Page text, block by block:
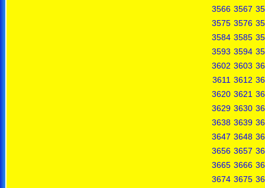
3566 3567
3575 3576
3584 3585
3593 3594
3602 3603
3611 3612
3620 3621
3629 3630
3638 3639
3647 3648
3656 3657
3665 3666
3674 3675